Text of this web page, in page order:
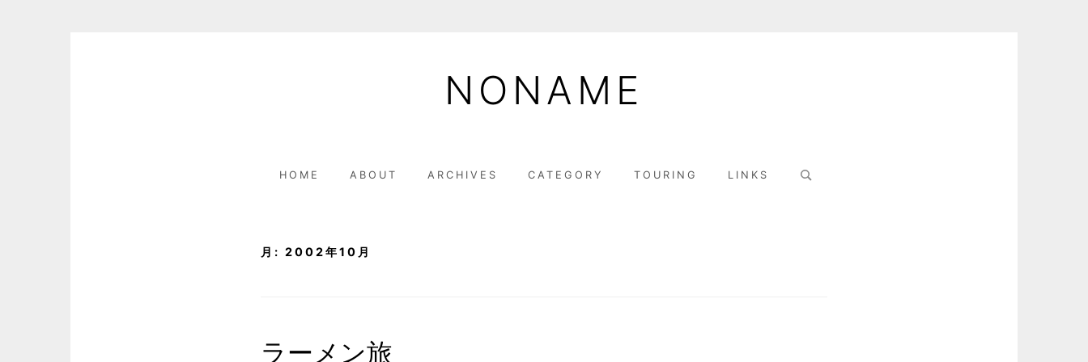
NONAME
HOME ABOUT ARCHIVES CATEGORY TOURING LINKS
Search
月: 2002年10月
ラーメン旅